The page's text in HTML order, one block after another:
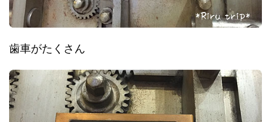
歯車がたくさん